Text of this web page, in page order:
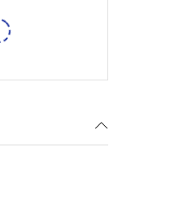
/
15,00 лв.